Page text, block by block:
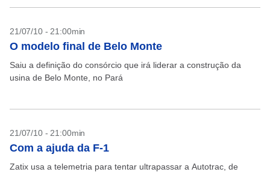
21/07/10 - 21:00min
O modelo final de Belo Monte
Saiu a definição do consórcio que irá liderar a construção da
usina de Belo Monte, no Pará
21/07/10 - 21:00min
Com a ajuda da F-1
Zatix usa a telemetria para tentar ultrapassar a Autotrac, de